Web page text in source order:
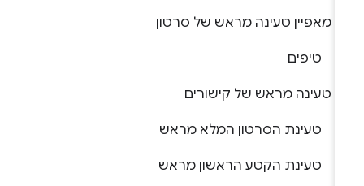
מאפיין טעינה מראש של סרטון
טיפים
טעינה מראש של קישורים
טעינת הסרטון המלא מראש
טעינת הקטע הראשון מראש